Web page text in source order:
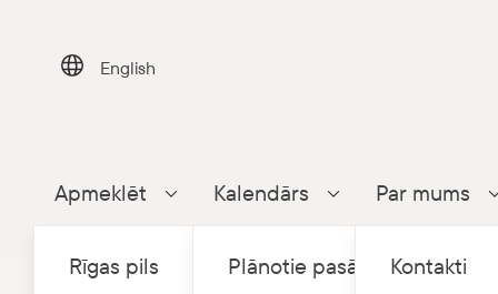
English
Apmeklēt Parādīt apakšizvēlni
Rīgas pils
Kalendārs Parādīt apakšizvēlni
Plānotie pasākumi
Par mums
Kontakti